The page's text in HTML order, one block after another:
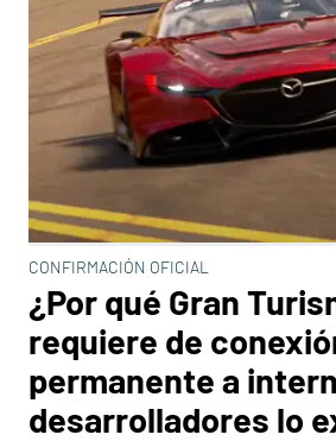
CONFIRMACIÓN OFICIAL
¿Por qué Gran
requiere de
permanente a
desarrolladores lo